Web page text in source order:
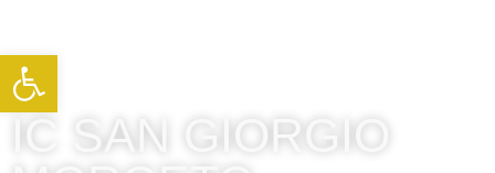
IC SAN GIORGIO
Apri la barra degli strumenti